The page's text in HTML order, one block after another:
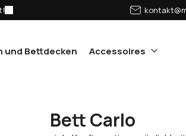
und Bettdecken Accessoires
Bett Carlo